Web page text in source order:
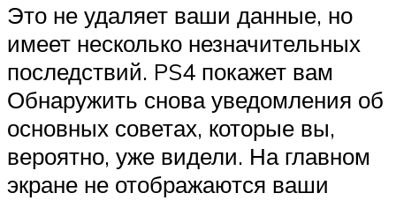
Это не удаляет ваши данные, но
имеет несколько незначительных
последствий. PS4 покажет вам
Обнаружить снова уведомления об
основных советах, которые вы,
вероятно, уже видели. На главном
экране не отображаются ваши